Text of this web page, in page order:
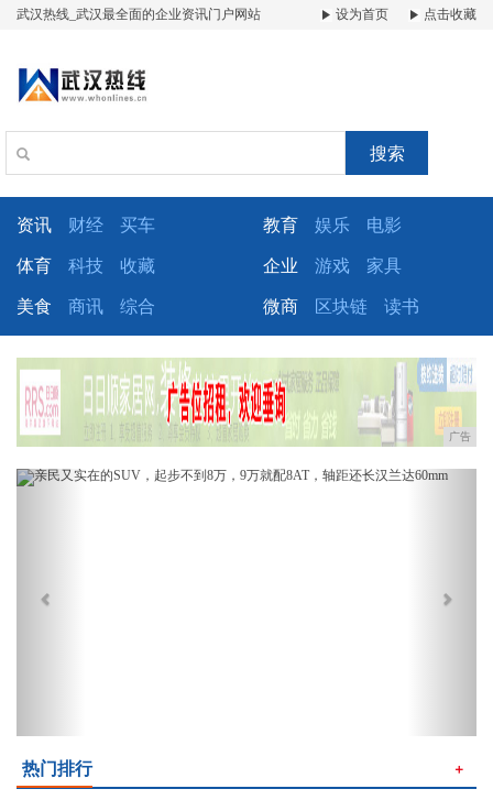
武汉热线_武汉最全面的企业资讯门户网站 设为首页 点击收藏
搜索
资讯 财经 买车 教育 娱乐 电影
体育 科技 收藏 企业 游戏 家具
美食 商讯 综合 微商 区块链 读书
广告
Previous Next
热门排行 ＋